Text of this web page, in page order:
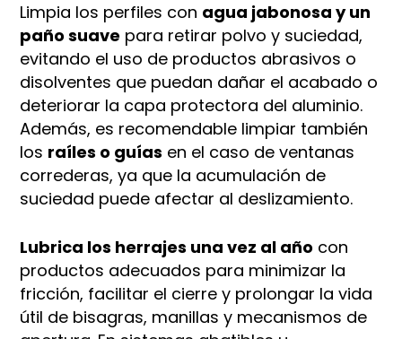
Limpia los perfiles con agua jabonosa y un
paño suave para retirar polvo y suciedad,
evitando el uso de productos abrasivos o
disolventes que puedan dañar el acabado o
deteriorar la capa protectora del aluminio.
Además, es recomendable limpiar también
los raíles o guías en el caso de ventanas
correderas, ya que la acumulación de
suciedad puede afectar al deslizamiento.
Lubrica los herrajes una vez al año con
productos adecuados para minimizar la
fricción, facilitar el cierre y prolongar la vida
útil de bisagras, manillas y mecanismos de